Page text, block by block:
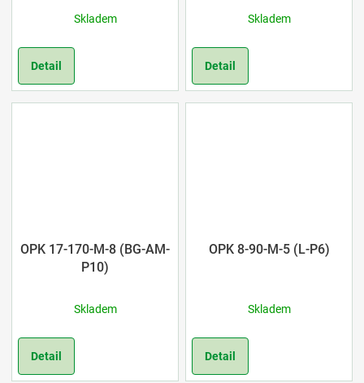
Skladem
Detail
Skladem
Detail
OPK 17-170-M-8 (BG-AM-
P10)
Skladem
Detail
OPK 8-90-M-5 (L-P6)
Skladem
Detail